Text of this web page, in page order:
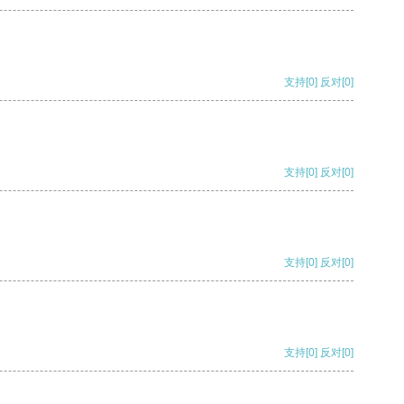
支持[0] 反对[0]
支持[0] 反对[0]
支持[0] 反对[0]
支持[0] 反对[0]